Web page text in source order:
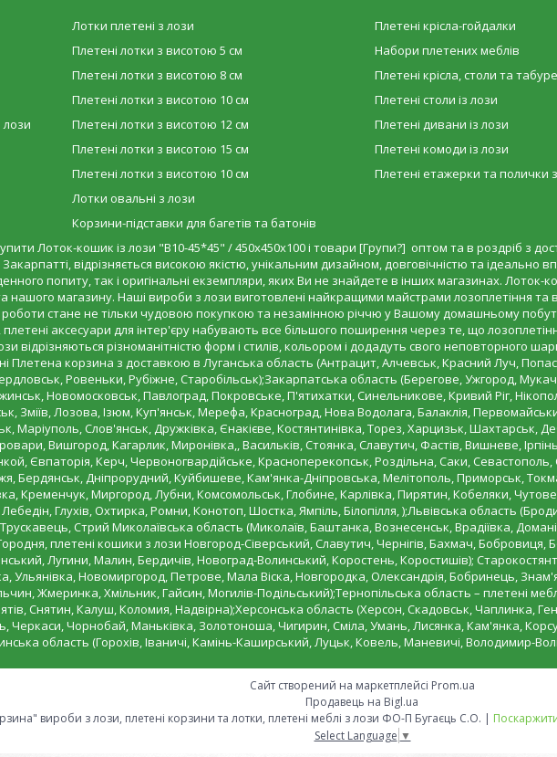
лози
Лотки плетені з лози
Плетені лотки з висотою 5 см
Плетені лотки з висотою 8 см
Плетені лотки з висотою 10 см
Плетені лотки з висотою 12 см
Плетені лотки з висотою 15 см
Плетені лотки з висотою 10 см
Лотки овальні з лози
Корзини-підставки для багетів та батонів
Плетені крісла-гойдалки
Набори плетених меблів
Плетені крісла, столи та
Плетені столи із лози
Плетені дивани із лози
Плетені комоди із лози
Плетені етажерки та полички
Лоток-кошик із лози "В10-45*45" / 450х450х100 і товари [Групи?] оптом та в роздріб з
відрізняється високою якістю, унікальним дизайном, довговічністю та ідеально
попиту, так і оригінальні екземпляри, яких Ви не знайдете в інших магазинах. Лоток-
нашого магазину. Наші вироби з лози виготовлені найкращими майстрами лозоплетіння
роботи стане не тільки чудовою покупкою та незамінною річчю у Вашому домашньому
аксесуари для інтер'єру набувають все більшого поширення через те, що
відрізняються різноманітністю форм і стилів, кольором і додадуть свого неповторного
Плетена корзина з доставкою в Луганська область (Антрацит, Алчевськ, Красний Луч,
Ровеньки, Рубіжне, Старобільськ);Закарпатська область (Берегове, Ужгород,
Новомосковськ, Павлоград, Покровське, П'ятихатки, Синельникове, Кривий Ріг,
Зміїв, Лозова, Ізюм, Куп'янськ, Мерефа, Красноград, Нова Водолага, Балаклія,
Маріуполь, Слов'янськ, Дружківка, Єнакієве, Костянтинівка, Торез, Харцизьк, Шахтарськ,
Вишгород, Кагарлик, Миронівка,, Васильків, Стоянка, Славутич, Фастів, Вишневе,
Євпаторія, Керч, Червоногвардійське, Красноперекопськ, Роздільна, Саки,
Бердянськ, Дніпрорудний, Куйбишеве, Кам'янка-Дніпровська, Мелітополь, Приморськ,
Кременчук, Миргород, Лубни, Комсомольськ, Глобине, Карлівка, Пирятин, Кобеляки,
Глухів, Охтирка, Ромни, Конотоп, Шостка, Ямпіль, Білопілля, );Львівська область
Стрий Миколаївська область (Миколаїв, Баштанка, Вознесенськ, Врадіївка,
плетені кошики з лози Новгород-Сіверський, Славутич, Чернігів, Бахмач,
Лугини, Малин, Бердичів, Новоград-Волинський, Коростень, Коростишів);
Ульянівка, Новомиргород, Петрове, Мала Віска, Новгородка, Олександрія, Бобринець,
Жмеринка, Хмільник, Гайсин, Могилів-Подільський);Тернопільська область – плетені
Снятин, Калуш, Коломия, Надвірна);Херсонська область (Херсон, Скадовськ, Чаплинка,
Черкаси, Чорнобай, Маньківка, Золотоноша, Чигирин, Сміла, Умань, Лисянка, Кам'янка,
область (Горохів, Іваничі, Камінь-Каширський, Луцьк, Ковель, Маневичі, Володимир-
Сайт створений на маркетплейсі Prom.ua
Продавець на Bigl.ua
"Плетена корзина" вироби з лози, плетені корзини та лотки, плетені меблі з лози ФО-П Бугаєць С.О. |
Select Language ▼